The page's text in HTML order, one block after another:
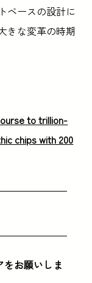
ベースの設計に
きな変革の時期
to trillion-
chips with 200
をお願いしま